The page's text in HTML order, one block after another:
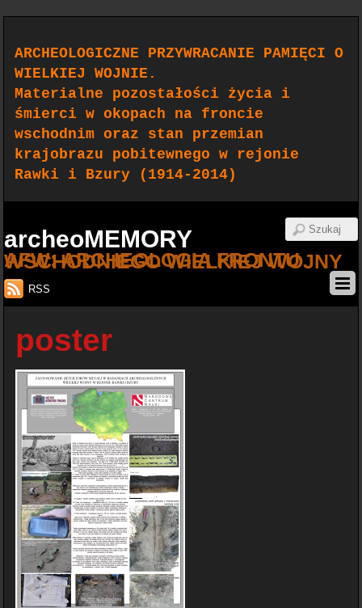
ARCHEOLOGICZNE PRZYWRACANIE PAMIĘCI O
WIELKIEJ WOJNIE.
Materialne pozostałości życia i
śmierci w okopach na froncie
wschodnim oraz stan przemian
krajobrazu pobitewnego w rejonie
Rawki i Bzury (1914-2014)
archeoMEMORY
AFW: ARCHEOLOGIA FRONTU WSCHODNIEGO WIELKIEJ WOJNY
RSS
poster